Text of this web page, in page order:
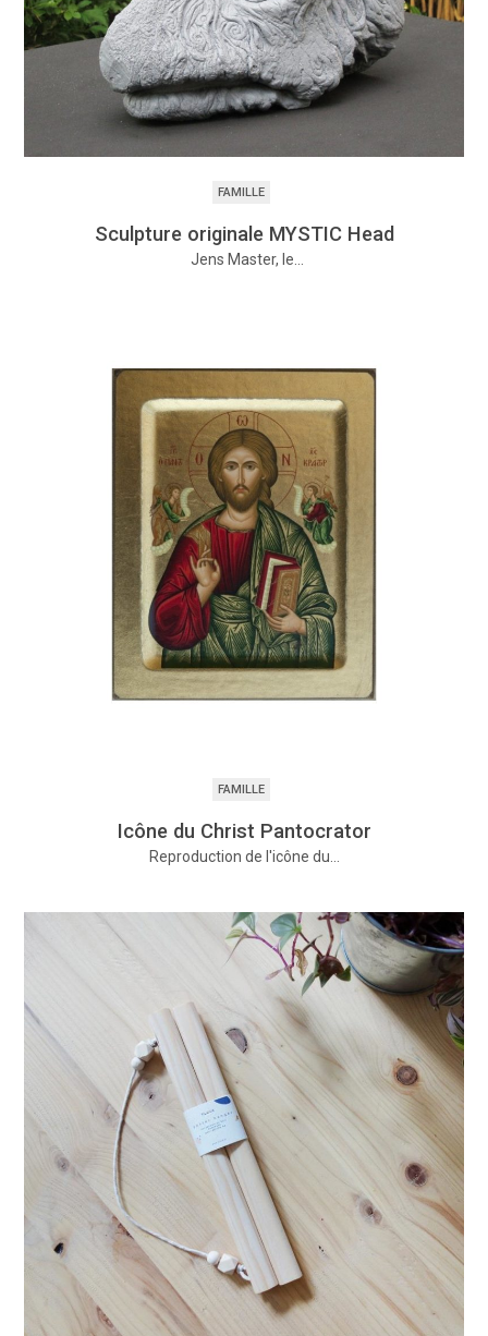
FAMILLE
Sculpture originale MYSTIC Head
Jens Master, le…
FAMILLE
Icône du Christ Pantocrator
Reproduction de l'icône du…